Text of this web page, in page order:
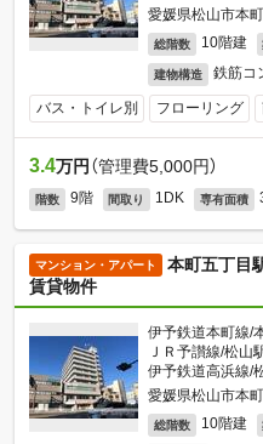
愛媛県松山市本
総階数 10階建
建物構造 鉄筋コ
バス・トイレ別 フローリング
3.4万円 （管理費5,000円）
階数 9階 間取り 1DK 専有面積
マンション・アパート
本町五丁目
賃貸物件
伊予鉄道本町線/
ＪＲ予讃線/松山
伊予鉄道高浜線/
愛媛県松山市本
総階数 10階建